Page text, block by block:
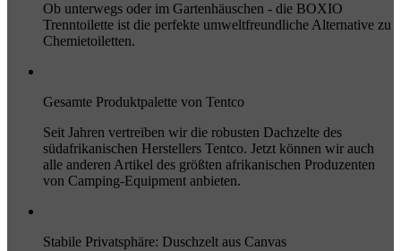
Ob unterwegs oder im Gartenhäuschen - die BOXIO
Trenntoilette ist die perfekte umweltfreundliche Alternative zu
Chemietoiletten.
Gesamte Produktpalette von Tentco
Seit Jahren vertreiben wir die robusten Dachzelte des
südafrikanischen Herstellers Tentco. Jetzt können wir auch
alle anderen Artikel des größten afrikanischen Produzenten
von Camping-Equipment anbieten.
Stabile Privatsphäre: Duschzelt aus Canvas